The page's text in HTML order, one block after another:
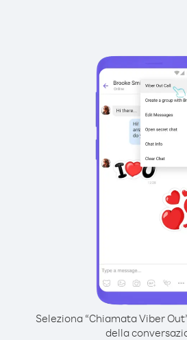
Seleziona “Chiamata Viber
della